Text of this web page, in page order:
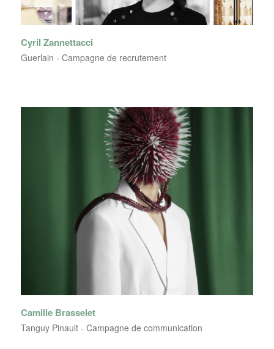
Cyril Zannettacci
Guerlain - Campagne de recrutement
Camille Brasselet
Tanguy Pinault - Campagne de communication